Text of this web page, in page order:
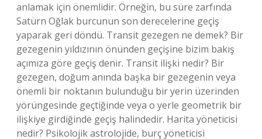
anlamak için önemlidir. Örneğin, bu süre zarfında
Satürn Oğlak burcunun son derecelerine geçiş
yaparak geri döndü. Transit gezegen ne demek? Bir
gezegenin yıldızının önünden geçişine bizim bakış
açımıza göre geçiş denir. Transit ilişki nedir? Bir
gezegen, doğum anında başka bir gezegenin veya
önemli bir noktanın bulunduğu bir yerin üzerinden
yörüngesinde geçtiğinde veya o yerle geometrik bir
ilişkiye girdiğinde geçiş halindedir. Harita yöneticisi
nedir? Psikolojik astrolojide, burç yöneticisi